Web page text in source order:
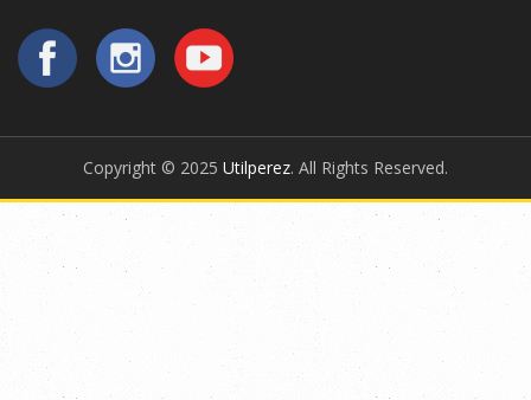
Copyright © 2025 Utilperez. All Rights Reserved.